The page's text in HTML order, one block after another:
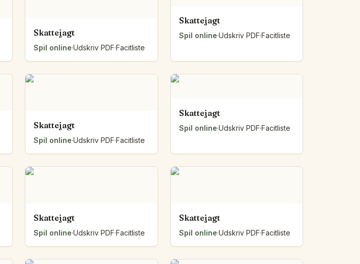
Skattejagt
Spil online·Udskriv PDF·Facitliste
Skattejagt
Spil online·Udskriv PDF·Facitliste
Skattejagt
Spil online·Udskriv PDF·Facitliste
Skattejagt
Spil online·Udskriv PDF·Facitliste
Skattejagt
Spil online·Udskriv PDF·Facitliste
Skattejagt
Spil online·Udskriv PDF·Facitliste